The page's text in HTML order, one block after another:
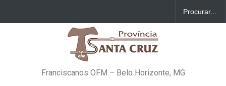
Franciscanos OFM – Belo Horizonte, MG